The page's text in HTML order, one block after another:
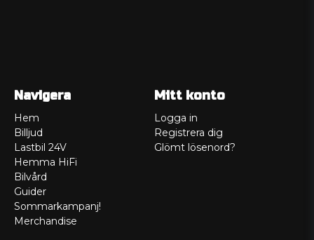
Navigera
Hem
Billjud
Lastbil 24V
Hemma HiFi
Bilvård
Guider
Sommarkampanj!
Merchandise
Mitt konto
Logga in
Registrera dig
Glömt lösenord?